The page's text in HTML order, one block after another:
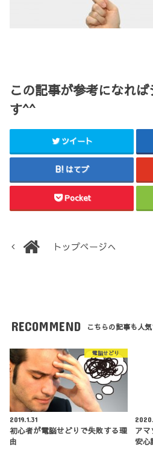
この記事が参考になれ
す^^
ツイート
はてブ
Pocket
トップページへ
RECOMMEND こちらの記事も人気
電脳せどり
2019.1.31
初心者が電脳せどりで失敗する理
由
ア
安心